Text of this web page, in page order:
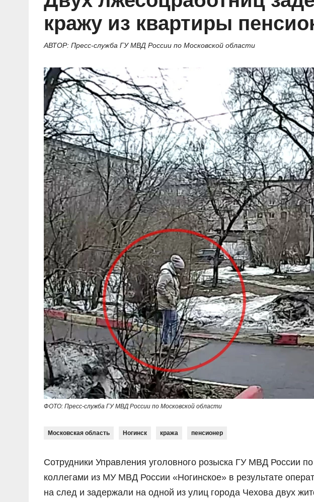
В знании сила
Специальный репортаж
КиберПОСТОВОЙ
Газета «Щит и меч»
Журнал «Полиция России»
О ПОРТАЛЕ
кражу из квартиры
АВТОР: Пресс-служба ГУ МВД России по Московской области
ФОТО: Пресс-служба ГУ МВД России по Московской области
Московская область Ногинск кража пенсионер
Сотрудники Управления уголовного розыска ГУ МВД России
коллегами из МУ МВД России «Ногинское» в результате
на след и задержали на одной из улиц города Чехова двух